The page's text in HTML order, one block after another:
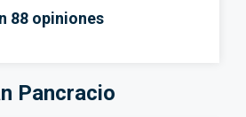
88 opiniones
Pancracio